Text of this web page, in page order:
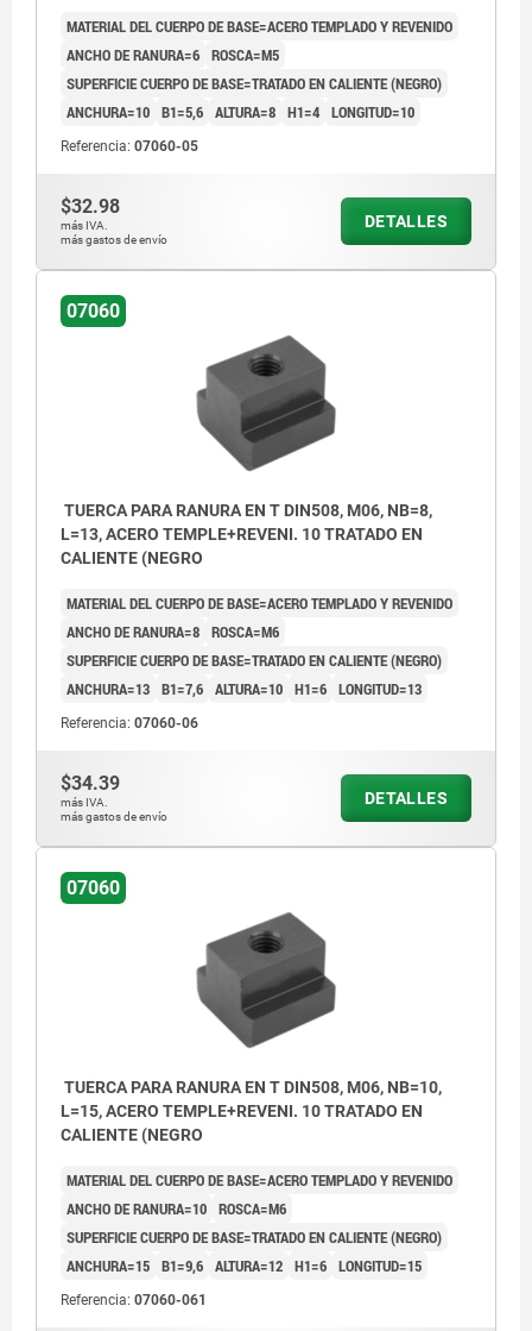
MATERIAL DEL CUERPO DE BASE=ACERO TEMPLADO Y REVENIDO
ANCHO DE RANURA=6 ROSCA=M5
SUPERFICIE CUERPO DE BASE=TRATADO EN CALIENTE (NEGRO)
ANCHURA=10 B1=5,6 ALTURA=8 H1=4 LONGITUD=10
Referencia: 07060-05
$32.98
más IVA.
más gastos de envío
DETALLES
07060
TUERCA PARA RANURA EN T DIN508, M06, NB=8,
L=13, ACERO TEMPLE+REVENI. 10 TRATADO EN
CALIENTE (NEGRO
MATERIAL DEL CUERPO DE BASE=ACERO TEMPLADO Y REVENIDO
ANCHO DE RANURA=8 ROSCA=M6
SUPERFICIE CUERPO DE BASE=TRATADO EN CALIENTE (NEGRO)
ANCHURA=13 B1=7,6 ALTURA=10 H1=6 LONGITUD=13
Referencia: 07060-06
$34.39
más IVA.
más gastos de envío
DETALLES
07060
TUERCA PARA RANURA EN T DIN508, M06, NB=10,
L=15, ACERO TEMPLE+REVENI. 10 TRATADO EN
CALIENTE (NEGRO
MATERIAL DEL CUERPO DE BASE=ACERO TEMPLADO Y REVENIDO
ANCHO DE RANURA=10 ROSCA=M6
SUPERFICIE CUERPO DE BASE=TRATADO EN CALIENTE (NEGRO)
ANCHURA=15 B1=9,6 ALTURA=12 H1=6 LONGITUD=15
Referencia: 07060-061